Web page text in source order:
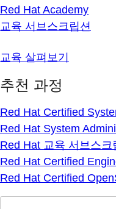
Red Hat Academy
교육 서브스크립션
교육 살펴보기
추천 과정
Red Hat Certified
Red Hat System
Red Hat 교육 서브스
Red Hat Certified
Red Hat Certified